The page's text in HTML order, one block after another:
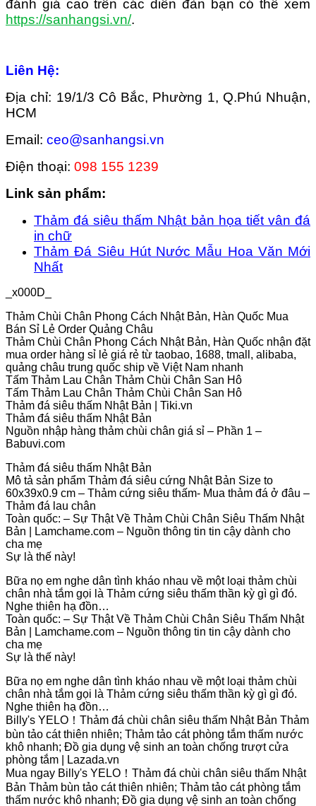
đánh giá cao trên các diễn đàn bạn có thể xem
https://sanhangsi.vn/.
Liên Hệ:
Địa chỉ: 19/1/3 Cô Bắc, Phường 1, Q.Phú Nhuận,
HCM
Email: ceo@sanhangsi.vn
Điện thoại: 098 155 1239
Link sản phẩm:
Thảm đá siêu thấm Nhật bản họa tiết vân đá
in chữ
Thảm Đá Siêu Hút Nước Mẫu Hoa Văn Mới
Nhất
_x000D_
Thảm Chùi Chân Phong Cách Nhật Bản, Hàn Quốc Mua
Bán Sỉ Lẻ Order Quảng Châu
Thảm Chùi Chân Phong Cách Nhật Bản, Hàn Quốc nhận đặt
mua order hàng sỉ lẻ giá rẻ từ taobao, 1688, tmall, alibaba,
quảng châu trung quốc ship về Việt Nam nhanh
Tấm Thảm Lau Chân Thảm Chùi Chân San Hô
Tấm Thảm Lau Chân Thảm Chùi Chân San Hô
Thảm đá siêu thấm Nhật Bản | Tiki.vn
Thảm đá siêu thấm Nhật Bản
Nguồn nhập hàng thảm chùi chân giá sỉ – Phần 1 –
Babuvi.com
Thảm đá siêu thấm Nhật Bản
Mô tả sản phẩm Thảm đá siêu cứng Nhật Bản Size to
60x39x0.9 cm – Thảm cứng siêu thấm- Mua thảm đá ở đâu –
Thảm đá lau chân
Toàn quốc: – Sự Thật Về Thảm Chùi Chân Siêu Thấm Nhật
Bản | Lamchame.com – Nguồn thông tin tin cậy dành cho
cha mẹ
Sự là thế này!
Bữa nọ em nghe dân tình kháo nhau về một loại thảm chùi
chân nhà tắm gọi là Thảm cứng siêu thấm thần kỳ gì gì đó.
Nghe thiên hạ đồn…
Toàn quốc: – Sự Thật Về Thảm Chùi Chân Siêu Thấm Nhật
Bản | Lamchame.com – Nguồn thông tin tin cậy dành cho
cha mẹ
Sự là thế này!
Bữa nọ em nghe dân tình kháo nhau về một loại thảm chùi
chân nhà tắm gọi là Thảm cứng siêu thấm thần kỳ gì gì đó.
Nghe thiên hạ đồn…
Billy's YELO！Thảm đá chùi chân siêu thấm Nhật Bản Thảm
bùn tảo cát thiên nhiên; Thảm tảo cát phòng tắm thấm nước
khô nhanh; Đồ gia dụng vệ sinh an toàn chống trượt cửa
phòng tắm | Lazada.vn
Mua ngay Billy's YELO！Thảm đá chùi chân siêu thấm Nhật
Bản Thảm bùn tảo cát thiên nhiên; Thảm tảo cát phòng tắm
thấm nước khô nhanh; Đồ gia dụng vệ sinh an toàn chống